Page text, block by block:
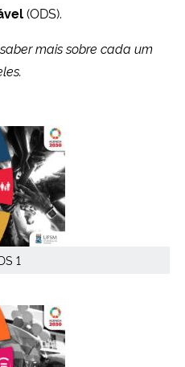
(ODS).
mais sobre cada um
1